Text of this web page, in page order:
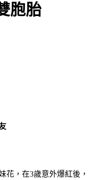
胞胎
花，在3歲意外爆紅後，